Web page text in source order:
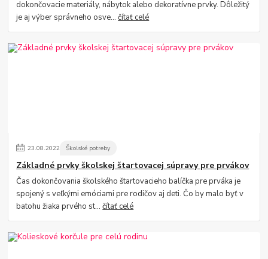
dokončovacie materiály, nábytok alebo dekoratívne prvky. Dôležitý
je aj výber správneho osve...čítať celé
23.08.2022 Školské potreby
Základné prvky školskej štartovacej súpravy pre prvákov
Čas dokončovania školského štartovacieho balíčka pre prváka je
spojený s veľkými emóciami pre rodičov aj deti. Čo by malo byť v
batohu žiaka prvého st...čítať celé